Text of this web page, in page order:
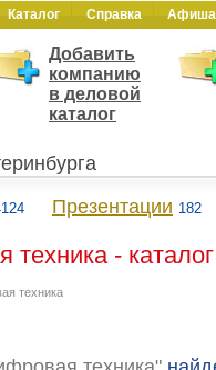
Каталог Справка Афиша
Добавить
компанию
в деловой
каталог
Презентации 182
-
техника